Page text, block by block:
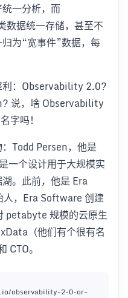
一分析，而
数据统一存储，甚至不
为“宽事件”数据，每
利：Observability 2.0?
说，啥 Observability
字吗！
Todd Persen，他是
一个设计用于大规模实
。此前，他是 Era
，Era Software 创建
petabyte 规模的云原生
（他们有个很有名
。
observability-2-0-or-